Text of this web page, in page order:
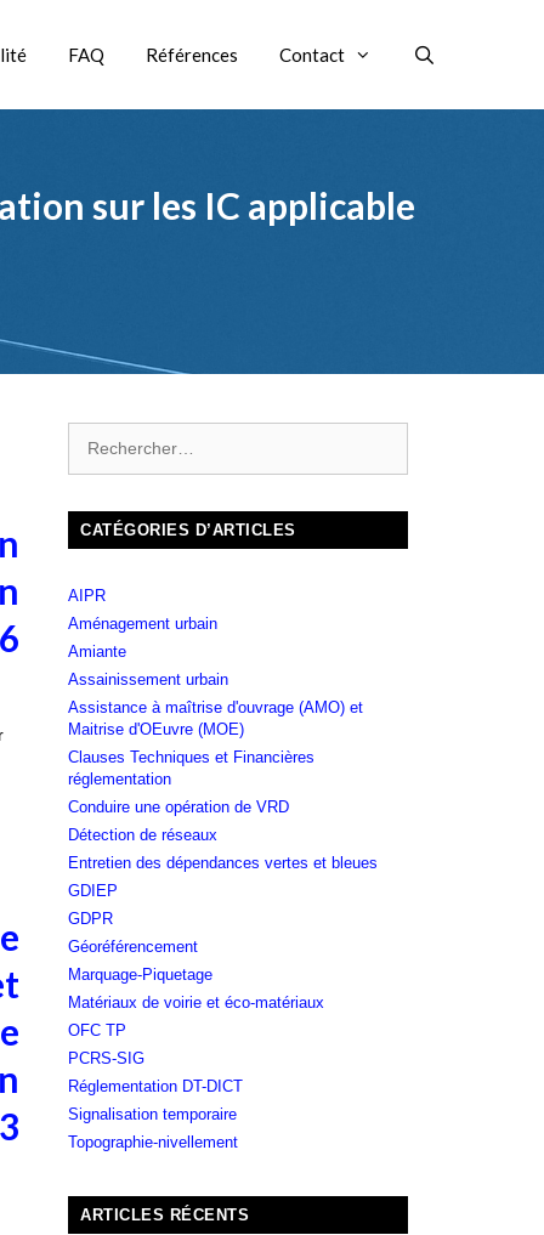
FAQ Références Contact
sur les IC applicable
CATÉGORIES D’ARTICLES
AIPR
Aménagement urbain
Amiante
Assainissement urbain
Assistance à maîtrise d'ouvrage (AMO) et
Maitrise d'OEuvre (MOE)
Clauses Techniques et Financières
réglementation
Conduire une opération de VRD
Détection de réseaux
Entretien des dépendances vertes et bleues
GDIEP
GDPR
Géoréférencement
Marquage-Piquetage
Matériaux de voirie et éco-matériaux
OFC TP
PCRS-SIG
Réglementation DT-DICT
Signalisation temporaire
Topographie-nivellement
ARTICLES RÉCENTS